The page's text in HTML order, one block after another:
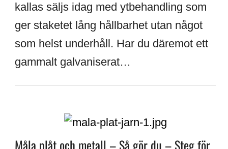
kallas säljs idag med ytbehandling som
ger staketet lång hållbarhet utan något
som helst underhåll. Har du däremot ett
gammalt galvaniserat…
Måla plåt och metall – Så gör du – Steg för